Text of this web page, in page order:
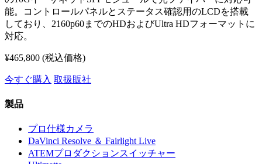
能。コントロールパネルとステータス確認用のLCDを搭載
しており、2160p60までのHDおよびUltra HDフォーマットに
対応。
¥465,800 (税込価格)
今すぐ購入 取扱販社
製品
プロ仕様カメラ
DaVinci Resolve ＆ Fairlight Live
ATEMプロダクションスイッチャー